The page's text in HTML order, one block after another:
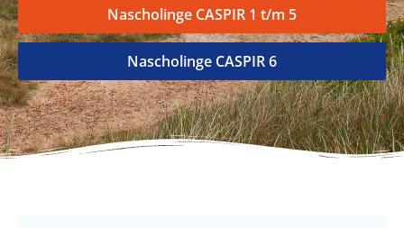
Nascholinge CASPIR 1 t/m 5
Nascholinge CASPIR 6